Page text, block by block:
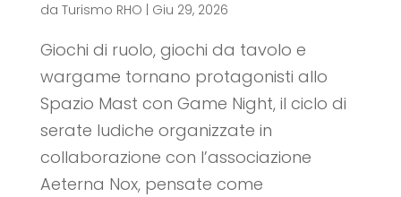
da Turismo RHO Giu 29, 2026
Giochi di ruolo, giochi da tavolo e
wargame tornano protagonisti allo
Spazio Mast con Game Night, il ciclo di
serate ludiche organizzate in
collaborazione con l’associazione
Aeterna Nox, pensate come